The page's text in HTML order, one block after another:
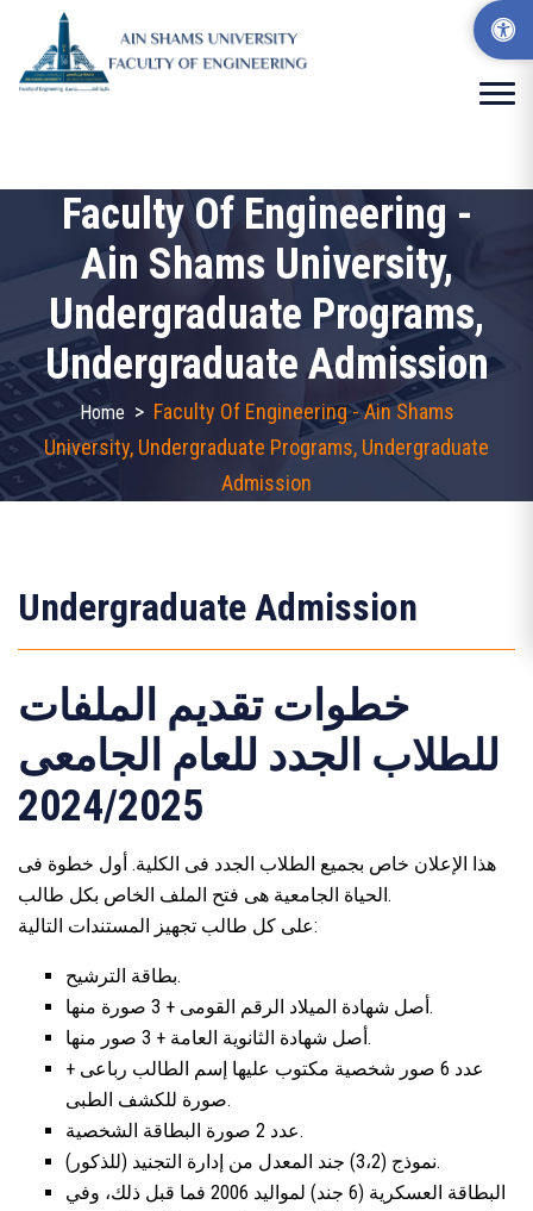
Faculty Of Engineering -
Ain Shams University,
Undergraduate Programs,
Undergraduate Admission
Home > Faculty Of Engineering - Ain Shams
University, Undergraduate Programs, Undergraduate
Admission
Undergraduate Admission
خطوات تقديم الملفات
للطلاب الجدد للعام الجامعى
2024/2025
هذا الإعلان خاص بجميع الطلاب الجدد فى الكلية. أول خطوة فى
الحياة الجامعية هى فتح الملف الخاص بكل طالب.
على كل طالب تجهيز المستندات التالية:
بطاقة الترشيح.
أصل شهادة الميلاد الرقم القومى + 3 صورة منها.
أصل شهادة الثانوية العامة + 3 صور منها.
عدد 6 صور شخصية مكتوب عليها إسم الطالب رباعى +
صورة للكشف الطبى.
عدد 2 صورة البطاقة الشخصية.
نموذج (3،2) جند المعدل من إدارة التجنيد (للذكور).
البطاقة العسكرية (6 جند) لمواليد 2006 فما قبل ذلك، وفي